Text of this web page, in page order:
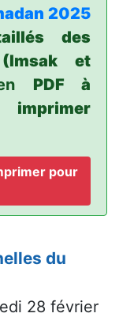
2025
des
et
PDF à
pour
du
28 février